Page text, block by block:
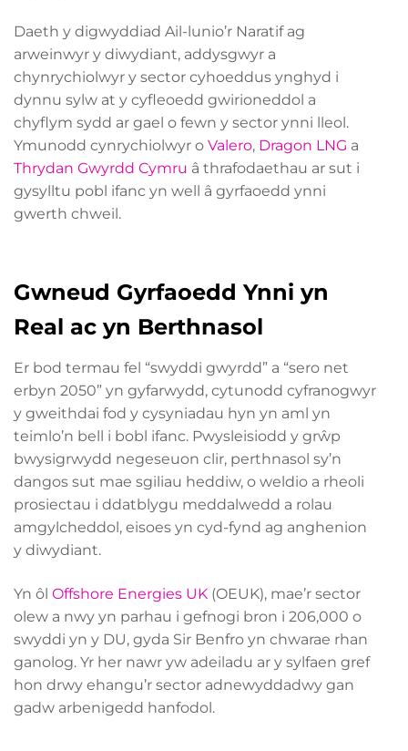
Daeth y digwyddiad Ail-lunio’r Naratif ag
arweinwyr y diwydiant, addysgwyr a
chynrychiolwyr y sector cyhoeddus ynghyd i
dynnu sylw at y cyfleoedd gwirioneddol a
chyflym sydd ar gael o fewn y sector ynni lleol.
Ymunodd cynrychiolwyr o Valero, Dragon LNG a
Thrydan Gwyrdd Cymru â thrafodaethau ar sut i
gysylltu pobl ifanc yn well â gyrfaoedd ynni
gwerth chweil.
Gwneud Gyrfaoedd Ynni yn
Real ac yn Berthnasol
Er bod termau fel “swyddi gwyrdd” a “sero net
erbyn 2050” yn gyfarwydd, cytunodd cyfranogwyr
y gweithdai fod y cysyniadau hyn yn aml yn
teimlo’n bell i bobl ifanc. Pwysleisiodd y grŵp
bwysigrwydd negeseuon clir, perthnasol sy’n
dangos sut mae sgiliau heddiw, o weldio a rheoli
prosiectau i ddatblygu meddalwedd a rolau
amgylcheddol, eisoes yn cyd-fynd ag anghenion
y diwydiant.
Yn ôl Offshore Energies UK (OEUK), mae’r sector
olew a nwy yn parhau i gefnogi bron i 206,000 o
swyddi yn y DU, gyda Sir Benfro yn chwarae rhan
ganolog. Yr her nawr yw adeiladu ar y sylfaen gref
hon drwy ehangu’r sector adnewyddadwy gan
gadw arbenigedd hanfodol.